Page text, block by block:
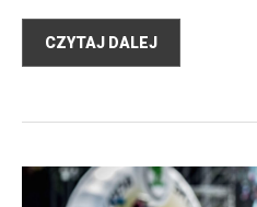
CZYTAJ DALEJ